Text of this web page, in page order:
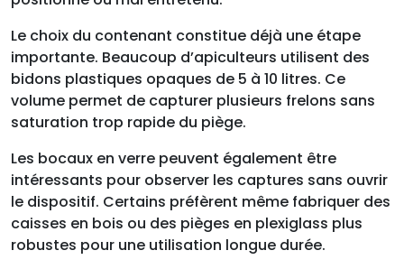
Le choix du contenant constitue déjà une étape
importante. Beaucoup d’apiculteurs utilisent des
bidons plastiques opaques de 5 à 10 litres. Ce
volume permet de capturer plusieurs frelons sans
saturation trop rapide du piège.
Les bocaux en verre peuvent également être
intéressants pour observer les captures sans ouvrir
le dispositif. Certains préfèrent même fabriquer des
caisses en bois ou des pièges en plexiglass plus
robustes pour une utilisation longue durée.